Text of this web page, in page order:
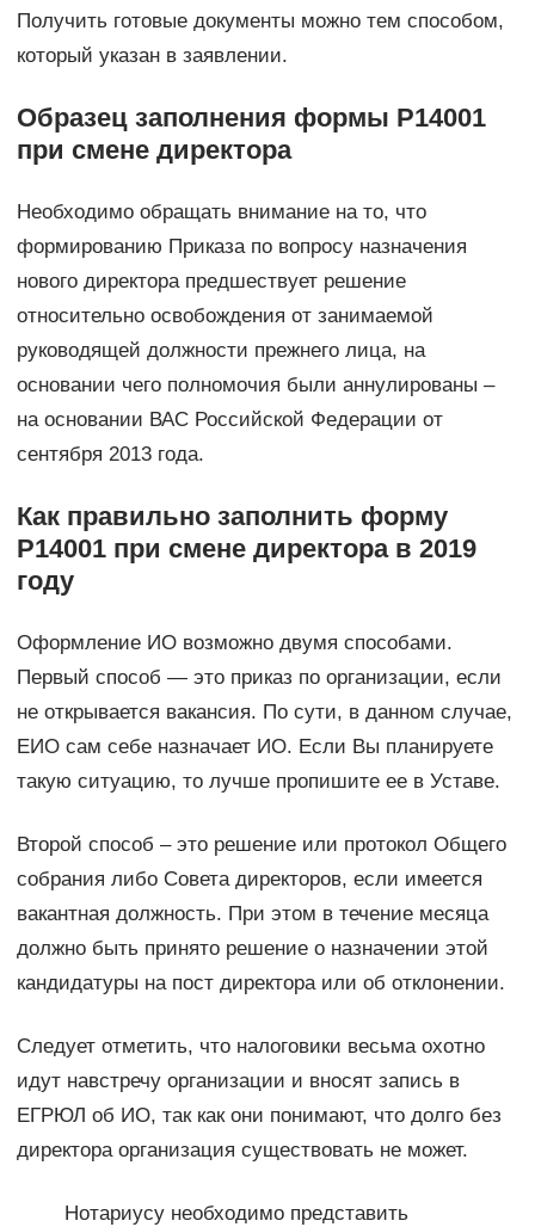
Получить готовые документы можно тем способом,
который указан в заявлении.
Образец заполнения формы Р14001
при смене директора
Необходимо обращать внимание на то, что
формированию Приказа по вопросу назначения
нового директора предшествует решение
относительно освобождения от занимаемой
руководящей должности прежнего лица, на
основании чего полномочия были аннулированы –
на основании ВАС Российской Федерации от
сентября 2013 года.
Как правильно заполнить форму
Р14001 при смене директора в 2019
году
Оформление ИО возможно двумя способами.
Первый способ — это приказ по организации, если
не открывается вакансия. По сути, в данном случае,
ЕИО сам себе назначает ИО. Если Вы планируете
такую ситуацию, то лучше пропишите ее в Уставе.
Второй способ – это решение или протокол Общего
собрания либо Совета директоров, если имеется
вакантная должность. При этом в течение месяца
должно быть принято решение о назначении этой
кандидатуры на пост директора или об отклонении.
Следует отметить, что налоговики весьма охотно
идут навстречу организации и вносят запись в
ЕГРЮЛ об ИО, так как они понимают, что долго без
директора организация существовать не может.
Нотариусу необходимо представить